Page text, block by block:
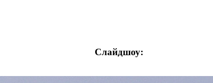
Слайдшоу: